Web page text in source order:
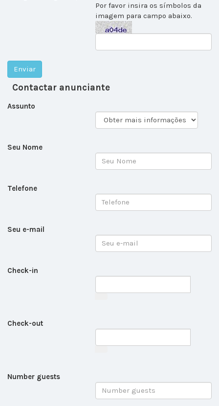
Por favor insira os símbolos da
imagem para campo abaixo.
Contactar anunciante
Assunto
Seu Nome
Telefone
Seu e-mail
Check-in
Check-out
Number guests